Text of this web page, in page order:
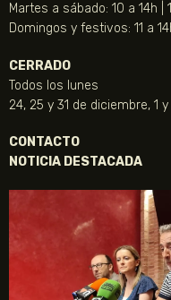
Martes a sábado: 10 a 14h |
Domingos y festivos: 11 a
CERRADO
Todos los lunes
24, 25 y 31 de diciembre, 1
CONTACTO
NOTICIA DESTACADA